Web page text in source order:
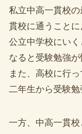
私立中高一貫校
貫校に通うことに
公立中学校にい
なると受験勉強が
また、高校に行
二年生から受験勉
一方、中高一貫